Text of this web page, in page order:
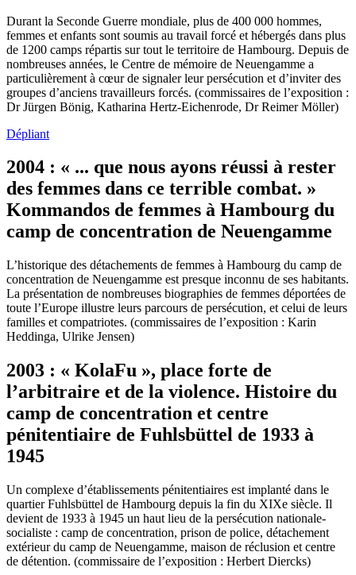
Durant la Seconde Guerre mondiale, plus de 400 000 hommes,
femmes et enfants sont soumis au travail forcé et hébergés dans plus
de 1200 camps répartis sur tout le territoire de Hambourg. Depuis de
nombreuses années, le Centre de mémoire de Neuengamme a
particulièrement à cœur de signaler leur persécution et d’inviter des
groupes d’anciens travailleurs forcés. (commissaires de l’exposition :
Dr Jürgen Bönig, Katharina Hertz-Eichenrode, Dr Reimer Möller)
Dépliant
2004 : « ... que nous ayons réussi à rester
des femmes dans ce terrible combat. »
Kommandos de femmes à Hambourg du
camp de concentration de Neuengamme
L’historique des détachements de femmes à Hambourg du camp de
concentration de Neuengamme est presque inconnu de ses habitants.
La présentation de nombreuses biographies de femmes déportées de
toute l’Europe illustre leurs parcours de persécution, et celui de leurs
familles et compatriotes. (commissaires de l’exposition : Karin
Heddinga, Ulrike Jensen)
2003 : « KolaFu », place forte de
l’arbitraire et de la violence. Histoire du
camp de concentration et centre
pénitentiaire de Fuhlsbüttel de 1933 à
1945
Un complexe d’établissements pénitentiaires est implanté dans le
quartier Fuhlsbüttel de Hambourg depuis la fin du XIXe siècle. Il
devient de 1933 à 1945 un haut lieu de la persécution nationale-
socialiste : camp de concentration, prison de police, détachement
extérieur du camp de Neuengamme, maison de réclusion et centre
de détention. (commissaire de l’exposition : Herbert Diercks)